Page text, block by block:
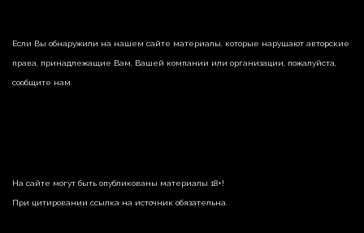
Если Вы обнаружили на нашем сайте материалы, которые нарушают авторские
права, принадлежащие Вам, Вашей компании или организации, пожалуйста,
сообщите нам.
На сайте могут быть опубликованы материалы 18+!
При цитировании ссылка на источник обязательна.